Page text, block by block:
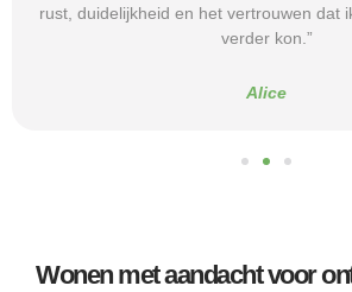
rust, duidelijkheid en het vertrouwen dat
verder kon.”
Alice
Wonen met aandacht voor